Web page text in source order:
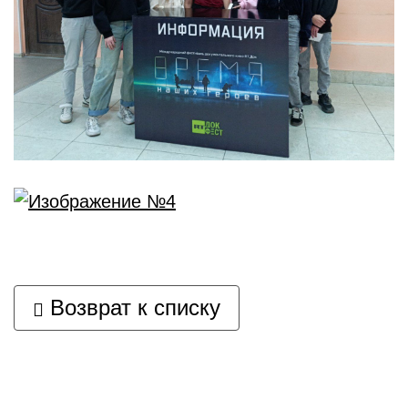
Возврат к списку